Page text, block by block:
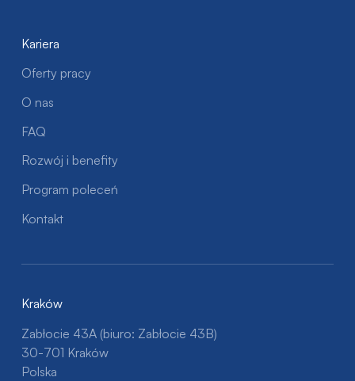
Kariera
Oferty pracy
O nas
FAQ
Rozwój i benefity
Program poleceń
Kontakt
Kraków
Zabłocie 43A (biuro: Zabłocie 43B)
30-701 Kraków
Polska